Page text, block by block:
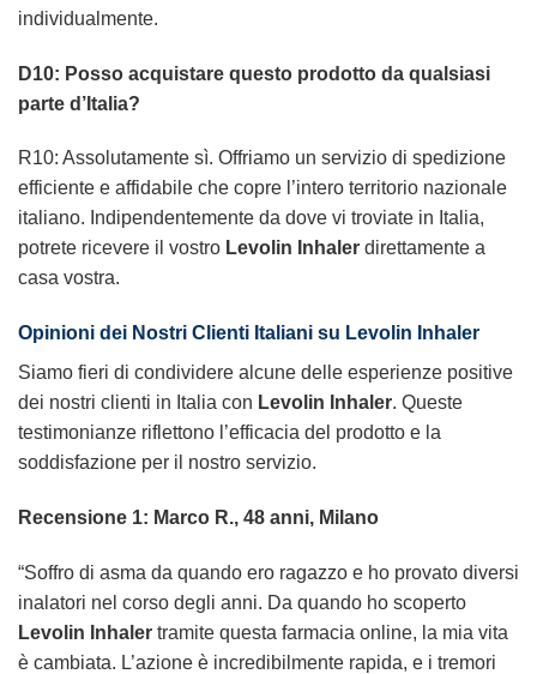
individualmente.
D10: Posso acquistare questo prodotto da qualsiasi
parte d’Italia?
R10: Assolutamente sì. Offriamo un servizio di spedizione
efficiente e affidabile che copre l’intero territorio nazionale
italiano. Indipendentemente da dove vi troviate in Italia,
potrete ricevere il vostro Levolin Inhaler direttamente a
casa vostra.
Opinioni dei Nostri Clienti Italiani su Levolin Inhaler
Siamo fieri di condividere alcune delle esperienze positive
dei nostri clienti in Italia con Levolin Inhaler. Queste
testimonianze riflettono l’efficacia del prodotto e la
soddisfazione per il nostro servizio.
Recensione 1: Marco R., 48 anni, Milano
“Soffro di asma da quando ero ragazzo e ho provato diversi
inalatori nel corso degli anni. Da quando ho scoperto
Levolin Inhaler tramite questa farmacia online, la mia vita
è cambiata. L’azione è incredibilmente rapida, e i tremori